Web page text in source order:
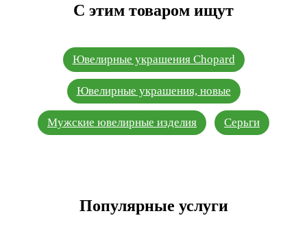
С этим товаром ищут
Ювелирные украшения Chopard
Ювелирные украшения, новые
Мужские ювелирные изделия Серьги
Популярные услуги